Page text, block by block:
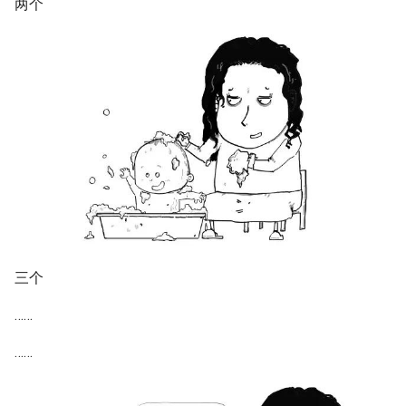
两个
三个
……
……